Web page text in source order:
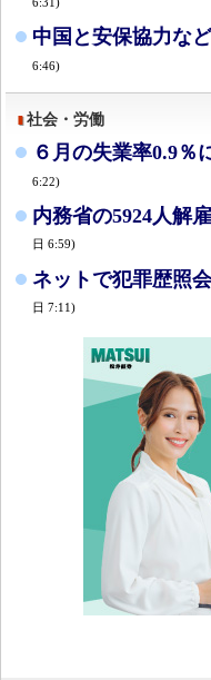
中国と安保協力な
6:46)
社会・労働
６月の失業率0.9％
6:22)
内務省の5924人解
日 6:59)
ネットで犯罪歴照
日 7:11)